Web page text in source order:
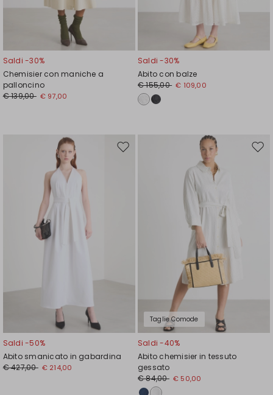
Saldi -30%
Chemisier con maniche a
palloncino
€ 139,00 € 97,00
Saldi -30%
Abito con balze
€ 155,00 € 109,00
Sposta
Saldi -50%
Abito smanicato in gabardina
€ 427,00 € 214,00
Taglie Comode
Saldi -40%
Abito chemisier in tessuto
gessato
€ 84,00 € 50,00